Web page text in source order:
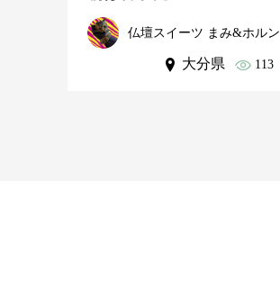
仏壇スイーツ まみ&ホルン
大分県 113